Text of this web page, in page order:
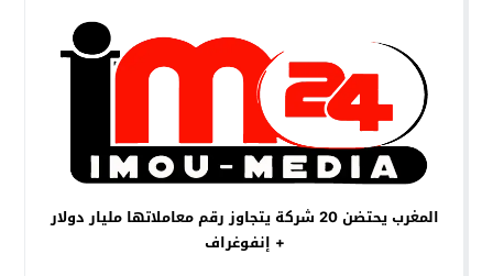
المغرب يحتضن 20 شركة يتجاوز رقم معاملاتها مليار دولار
+ إنفوغراف